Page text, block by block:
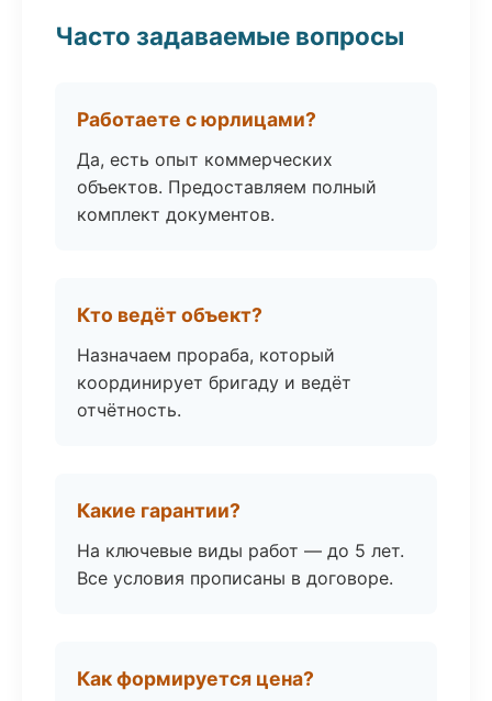
Часто задаваемые вопросы
Работаете с юрлицами?
Да, есть опыт коммерческих
объектов. Предоставляем полный
комплект документов.
Кто ведёт объект?
Назначаем прораба, который
координирует бригаду и ведёт
отчётность.
Какие гарантии?
На ключевые виды работ — до 5 лет.
Все условия прописаны в договоре.
Как формируется цена?